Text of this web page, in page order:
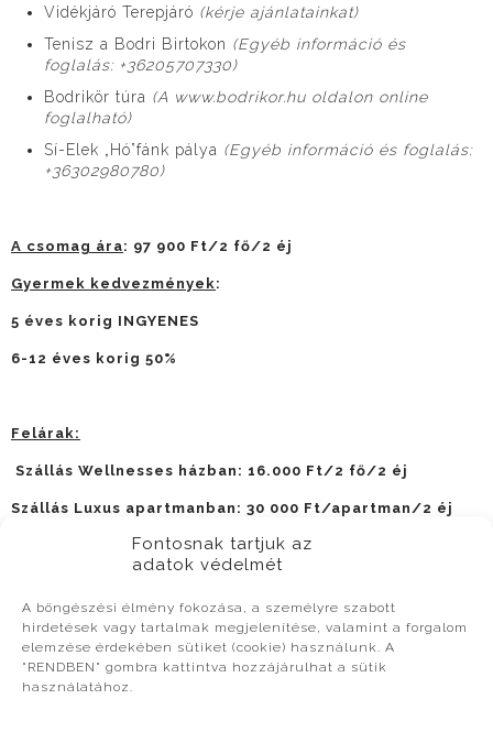
Fontosnak tartjuk az
adatok védelmét
A böngészési élmény fokozása, a személyre szabott
hirdetések vagy tartalmak megjelenítése, valamint a forgalom
elemzése érdekében sütiket (cookie) használunk. A
"RENDBEN" gombra kattintva hozzájárulhat a sütik
használatához.
Vidékjáró Terepjáró (kérje ajánlatainkat)
Tenisz a Bodri Birtokon (Egyéb információ és
foglalás: +36205707330)
Bodrikör túra (A www.bodrikor.hu oldalon online
foglalható)
Sí-Elek „Hó”fánk pálya (Egyéb információ és foglalás:
+36302980780)
A csomag ára: 97 900 Ft/2 fő/2 éj
Gyermek kedvezmények:
5 éves korig INGYENES
6-12 éves korig 50%
Felárak:
Szállás Wellnesses házban: 16.000 Ft/2 fő/2 éj
Szállás Luxus apartmanban: 30 000 Ft/apartman/2 éj
vendeglatas@bodribor.hu
A foglalásokat érkezési sorrendben és szabad helyeink
függvényében tudjuk rögzíteni.
Csomagunk meghatározott időpontban, a feltüntetett
feltételekkel érvényes.